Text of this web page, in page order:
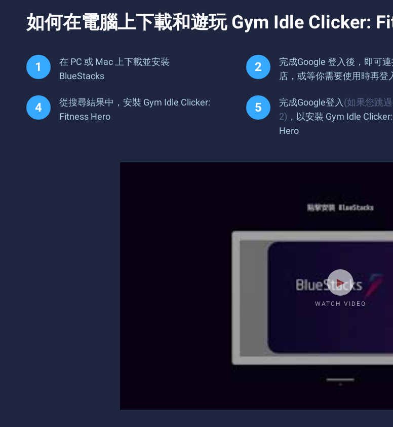
如何在電腦上下載和遊玩 Gym Idle Clicker:
在 PC 或 Mac 上下載並安裝
BlueStacks
完成Google 登入後，即可
店，或等你需要使用時再登
從搜尋結果中，安裝 Gym Idle Clicker:
Fitness Hero
完成Google登入 (如果您跳
2) ，以安裝 Gym Idle
Hero
WATCH VIDEO